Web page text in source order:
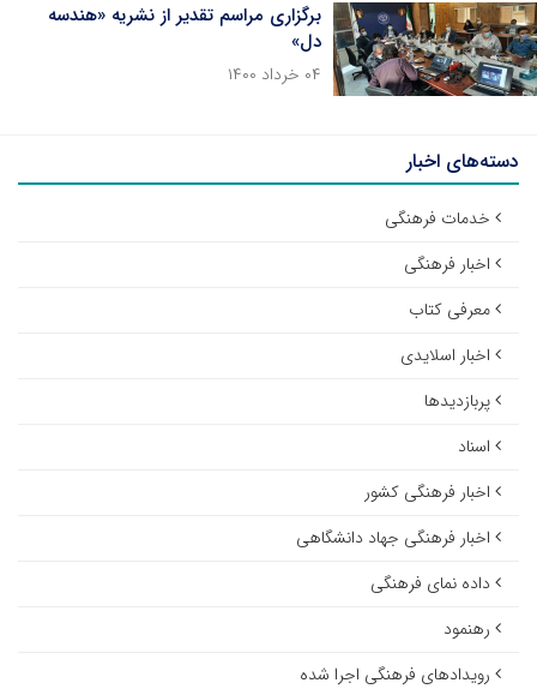
برگزاری مراسم تقدیر از نشریه «هندسه
دل»
۰۴ خرداد ۱۴۰۰
دسته‌های اخبار
خدمات فرهنگی
اخبار فرهنگی
معرفی کتاب
اخبار اسلایدی
پربازدیدها
اسناد
اخبار فرهنگی کشور
اخبار فرهنگی جهاد دانشگاهی
داده نمای فرهنگی
رهنمود
رویدادهای فرهنگی اجرا شده